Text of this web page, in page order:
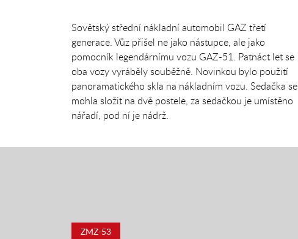
Sovětský střední nákladní automobil GAZ třetí
generace. Vůz přišel ne jako nástupce, ale jako
pomocník legendárnímu vozu GAZ-51. Patnáct let se
oba vozy vyráběly souběžně. Novinkou bylo použití
panoramatického skla na nákladním vozu. Sedačka se
mohla složit na dvě postele, za sedačkou je umístěno
nářadí, pod ní je nádrž.
ZMZ-53